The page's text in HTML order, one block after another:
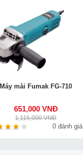
Máy mài Fumak FG-710
651,000 VNĐ
1,115,000 VNĐ
0 đánh giá